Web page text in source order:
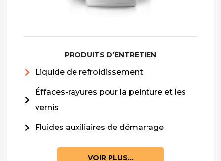
PRODUITS D'ENTRETIEN
Liquide de refroidissement
Éffaces-rayures pour la peinture et les
vernis
Fluides auxiliaires de démarrage
VOIR PLUS...